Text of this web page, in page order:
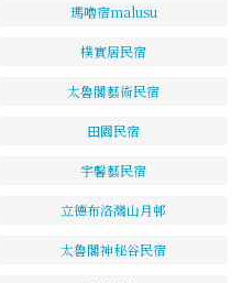
瑪嚕宿malusu
樸實居民宿
太魯閣藝術民宿
田園民宿
宇馨藝民宿
立德布洛灣山月邨
太魯閣神秘谷民宿